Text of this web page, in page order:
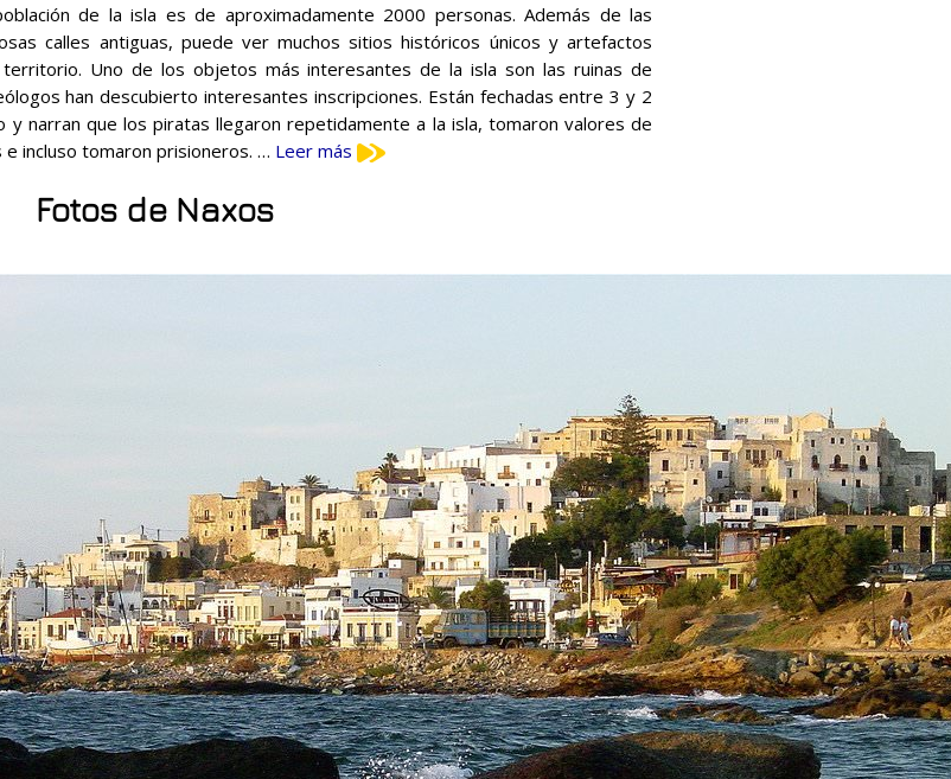
de la isla es de aproximadamente 2000 personas. Además de las
calles antiguas, puede ver muchos sitios históricos únicos y artefactos
Uno de los objetos más interesantes de la isla son las ruinas de
han descubierto interesantes inscripciones. Están fechadas entre 3 y 2
y narran que los piratas llegaron repetidamente a la isla, tomaron valores de
incluso tomaron prisioneros. … Leer más
Fotos de Naxos